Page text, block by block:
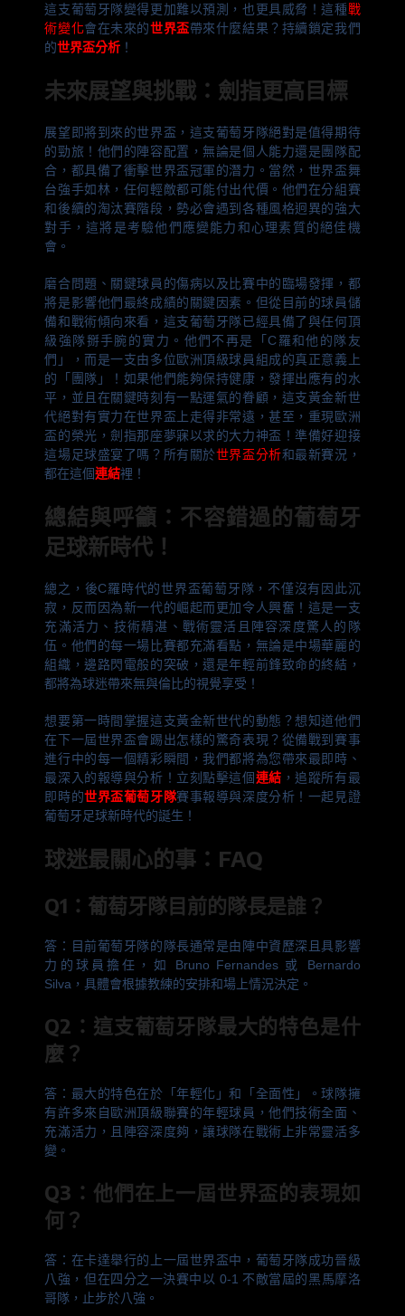
這支葡萄牙隊變得更加難以預測，也更具威脅！這種戰
術變化會在未來的世界盃帶來什麼結果？持續鎖定我們
的世界盃分析 ！
未來展望與挑戰：劍指更高目標
展望即將到來的世界盃，這支葡萄牙隊絕對是值得期待
的勁旅！他們的陣容配置，無論是個人能力還是團隊配
合，都具備了衝擊世界盃冠軍的潛力。當然，世界盃舞
台強手如林，任何輕敵都可能付出代價。他們在分組賽
和後續的淘汰賽階段，勢必會遇到各種風格迥異的強大
對手，這將是考驗他們應變能力和心理素質的絕佳機
會。
磨合問題、關鍵球員的傷病以及比賽中的臨場發揮，都
將是影響他們最終成績的關鍵因素。但從目前的球員儲
備和戰術傾向來看，這支葡萄牙隊已經具備了與任何頂
級強隊掰手腕的實力。他們不再是「C羅和他的隊友
們」，而是一支由多位歐洲頂級球員組成的真正意義上
的「團隊」！如果他們能夠保持健康，發揮出應有的水
平，並且在關鍵時刻有一點運氣的眷顧，這支黃金新世
代絕對有實力在世界盃上走得非常遠，甚至，重現歐洲
盃的榮光，劍指那座夢寐以求的大力神盃！準備好迎接
這場足球盛宴了嗎？所有關於世界盃分析和最新賽況，
都在這個連結裡！
總結與呼籲：不容錯過的葡萄牙
足球新時代！
總之，後C羅時代的世界盃葡萄牙隊，不僅沒有因此沉
寂，反而因為新一代的崛起而更加令人興奮！這是一支
充滿活力、技術精湛、戰術靈活且陣容深度驚人的隊
伍。他們的每一場比賽都充滿看點，無論是中場華麗的
組織，邊路閃電般的突破，還是年輕前鋒致命的終結，
都將為球迷帶來無與倫比的視覺享受！
想要第一時間掌握這支黃金新世代的動態？想知道他們
在下一屆世界盃會踢出怎樣的驚奇表現？從備戰到賽事
進行中的每一個精彩瞬間，我們都將為您帶來最即時、
最深入的報導與分析！立刻點擊這個連結 ，追蹤所有最
即時的世界盃葡萄牙隊賽事報導與深度分析！一起見證
葡萄牙足球新時代的誕生！
球迷最關心的事：FAQ
Q1：葡萄牙隊目前的隊長是誰？
答：目前葡萄牙隊的隊長通常是由陣中資歷深且具影響
力的球員擔任，如 Bruno Fernandes 或 Bernardo
Silva，具體會根據教練的安排和場上情況決定。
Q2：這支葡萄牙隊最大的特色是什
麼？
答：最大的特色在於「年輕化」和「全面性」。球隊擁
有許多來自歐洲頂級聯賽的年輕球員，他們技術全面、
充滿活力，且陣容深度夠，讓球隊在戰術上非常靈活多
變。
Q3：他們在上一屆世界盃的表現如
何？
答：在卡達舉行的上一屆世界盃中，葡萄牙隊成功晉級
八強，但在四分之一決賽中以 0-1 不敵當屆的黑馬摩洛
哥隊，止步於八強。